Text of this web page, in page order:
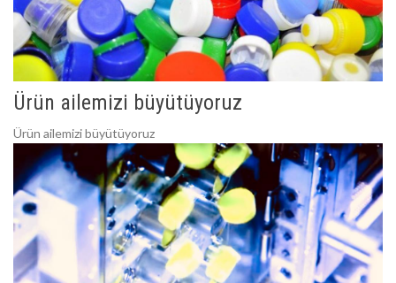
Ürün ailemizi büyütüyoruz
Ürün ailemizi büyütüyoruz